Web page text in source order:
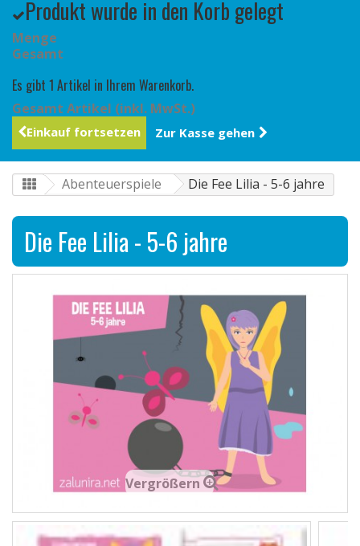
Produkt wurde in den Korb gelegt
Menge
Gesamt
Es gibt 1 Artikel in Ihrem Warenkorb.
Gesamt Artikel (inkl. MwSt.)
Einkauf fortsetzen Zur Kasse gehen
Abenteuerspiele Die Fee Lilia - 5-6 jahre
Die Fee Lilia - 5-6 jahre
Vergrößern